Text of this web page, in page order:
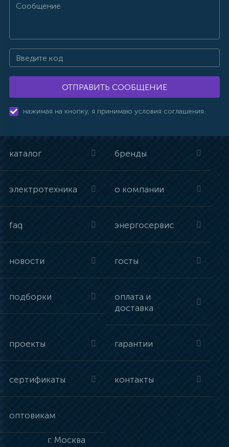
ОТПРАВИТЬ СООБЩЕНИЕ
нажимая на кнопку, я принимаю условия соглашения.
каталог бренды
электротехника о компании
faq энергосервис
новости госты
подборки
оплата и
доставка
проекты гарантии
сертификаты контакты
оптовикам
г. Москва